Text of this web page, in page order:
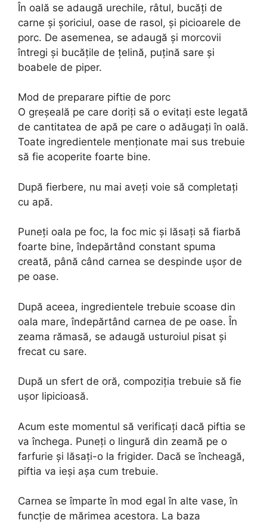
În oală se adaugă urechile, râtul, bucăţi de
carne şi şoriciul, oase de rasol, și picioarele de
porc. De asemenea, se adaugă şi morcovii
întregi şi bucăţile de ţelină, puţină sare şi
boabele de piper.
Mod de preparare piftie de porc
O greșeală pe care doriți să o evitați este legată
de cantitatea de apă pe care o adăugați în oală.
Toate ingredientele menționate mai sus trebuie
să fie acoperite foarte bine.
După fierbere, nu mai aveți voie să completați
cu apă.
Puneți oala pe foc, la foc mic și lăsați să fiarbă
foarte bine, îndepărtând constant spuma
creată, până când carnea se despinde ușor de
pe oase.
După aceea, ingredientele trebuie scoase din
oala mare, îndepărtând carnea de pe oase. În
zeama rămasă, se adaugă usturoiul pisat și
frecat cu sare.
După un sfert de oră, compoziția trebuie să fie
ușor lipicioasă.
Acum este momentul să verificați dacă piftia se
va închega. Puneți o lingură din zeamă pe o
farfurie și lăsați-o la frigider. Dacă se încheagă,
piftia va ieși așa cum trebuie.
Carnea se împarte în mod egal în alte vase, în
funcție de mărimea acestora. La baza